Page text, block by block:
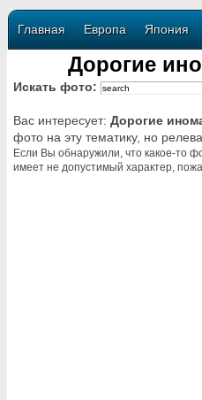
Главная Европа Япония
Дорогие
Искать фото:
Вас интересует: Дорогие
фото на эту тематику, но
Если Вы обнаружили, что какое-то
имеет не допустимый характер,